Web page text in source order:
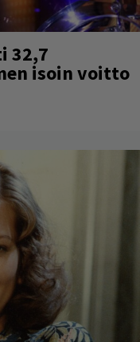
32,7
isoin voitto